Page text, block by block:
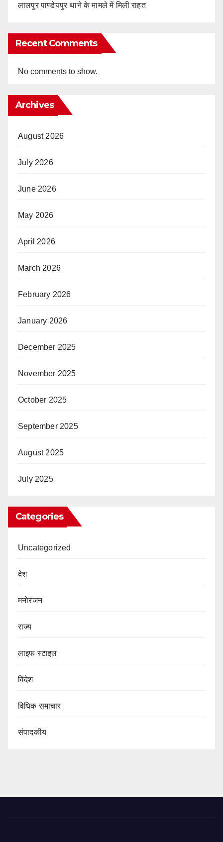
लालपुर पाण्डेयपुर थाने के मामले में मिली राहत
Recent Comments
No comments to show.
Archives
August 2026
July 2026
June 2026
May 2026
April 2026
March 2026
February 2026
January 2026
December 2025
November 2025
October 2025
September 2025
August 2025
July 2025
Categories
Uncategorized
देश
मनोरंजन
राज्य
लाइफ स्टाइल
विदेश
विधिक समाचार
संपादकीय